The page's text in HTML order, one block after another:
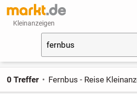
Kleinanzeigen
fernbus
0 Treffer Fernbus - Reise